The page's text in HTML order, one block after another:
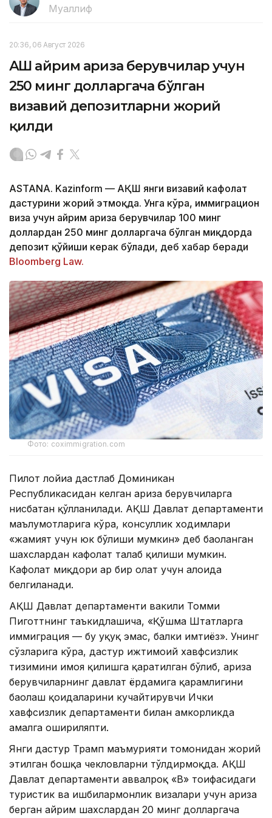
Муаллиф
20:36, 06 Август 2026
АҚШ айрим ариза берувчилар учун
250 минг долларгача бўлган
визавий депозитларни жорий
қилди
ASTANA. Kazinform — АҚШ янги визавий кафолат
дастурини жорий этмоқда. Унга кўра, иммиграцион
виза учун айрим ариза берувчилар 100 минг
доллардан 250 минг долларгача бўлган миқдорда
депозит қўйиши керак бўлади, деб хабар беради
Bloomberg Law.
Фото: coximmigration.com
Пилот лойиҳа дастлаб Доминикан
Республикасидан келган ариза берувчиларга
нисбатан қўлланилади. АҚШ Давлат департаменти
маълумотларига кўра, консуллик ходимлари
«жамият учун юк бўлиши мумкин» деб баҳоланган
шахслардан кафолат талаб қилиши мумкин.
Кафолат миқдори ҳар бир ҳолат учун алоҳида
белгиланади.
АҚШ Давлат департаменти вакили Томми
Пиготтнинг таъкидлашича, «Қўшма Штатларга
иммиграция — бу ҳуқуқ эмас, балки имтиёз». Унинг
сўзларига кўра, дастур ижтимоий хавфсизлик
тизимини ҳимоя қилишга қаратилган бўлиб, ариза
берувчиларнинг давлат ёрдамига қарамлигини
баҳолаш қоидаларини кучайтирувчи Ички
хавфсизлик департаменти билан ҳамкорликда
амалга ошириляпти.
Янги дастур Трамп маъмурияти томонидан жорий
этилган бошқа чекловларни тўлдирмоқда. АҚШ
Давлат департаменти аввалроқ «B» тоифасидаги
туристик ва ишбилармонлик визалари учун ариза
берган айрим шахслардан 20 минг долларгача